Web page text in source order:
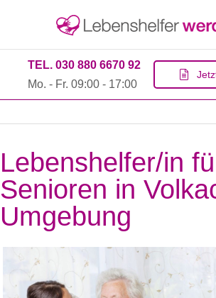
TEL. 030 880 6670 92
Mo. - Fr. 09:00 - 17:00
Lebenshelfer/in
Senioren in
Umgebung